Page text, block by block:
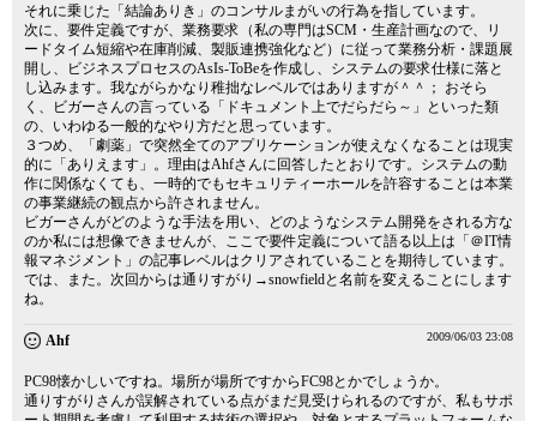
それに乗じた「結論ありき」のコンサルまがいの行為を指しています。
次に、要件定義ですが、業務要求（私の専門はSCM・生産計画なので、リ
ードタイム短縮や在庫削減、製販連携強化など）に従って業務分析・課題展
開し、ビジネスプロセスのAsIs-ToBeを作成し、システムの要求仕様に落と
し込みます。我ながらかなり稚拙なレベルではありますが＾＾； おそら
く、ビガーさんの言っている「ドキュメント上でだらだら～」といった類
の、いわゆる一般的なやり方だと思っています。
３つめ、「劇薬」で突然全てのアプリケーションが使えなくなることは現実
的に「ありえます」。理由はAhfさんに回答したとおりです。システムの動
作に関係なくても、一時的でもセキュリティーホールを許容することは本業
の事業継続の観点から許されません。
ビガーさんがどのような手法を用い、どのようなシステム開発をされる方な
のか私には想像できませんが、ここで要件定義について語る以上は「＠IT情
報マネジメント」の記事レベルはクリアされていることを期待しています。
では、また。次回からは通りすがり→snowfieldと名前を変えることにします
ね。
Ahf 2009/06/03 23:08
PC98懐かしいですね。場所が場所ですからFC98とかでしょうか。
通りすがりさんが誤解されている点がまだ見受けられるのですが、私もサポ